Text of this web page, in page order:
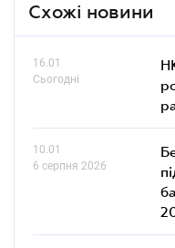
Схожі новини
16.01
Сьогодні
10.01
6 серпня 2026